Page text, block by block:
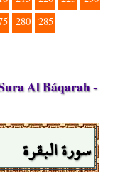
280 285
Al Báqarah -
سورة البقرة